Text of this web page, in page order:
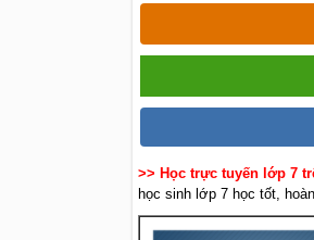
>> Học trực tuyến lớp 7
học sinh lớp 7 học tốt,